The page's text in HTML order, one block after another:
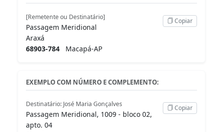
[Remetente ou Destinatário]
Passagem Meridional
Araxá
68903-784 Macapá-AP
Copiar
EXEMPLO COM NÚMERO E COMPLEMENTO:
Destinatário: José Maria Gonçalves
Passagem Meridional, 1009 - bloco 02,
apto. 04
Copiar